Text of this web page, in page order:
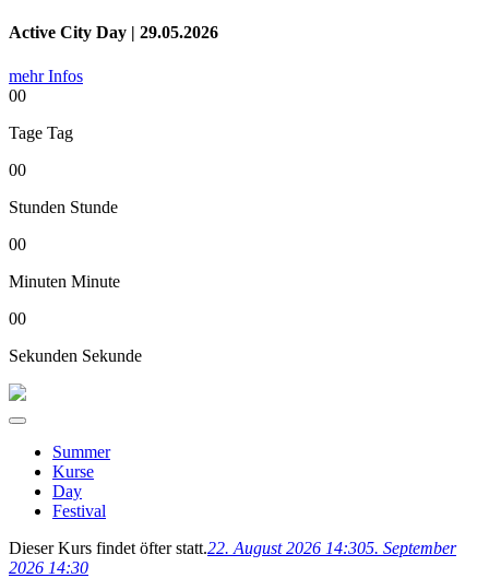
Active City Day | 29.05.2026
mehr Infos
00
Tage Tag
00
Stunden Stunde
00
Minuten Minute
00
Sekunden Sekunde
Summer
Kurse
Day
Festival
Dieser Kurs findet öfter statt.22. August 2026 14:305. September
2026 14:30